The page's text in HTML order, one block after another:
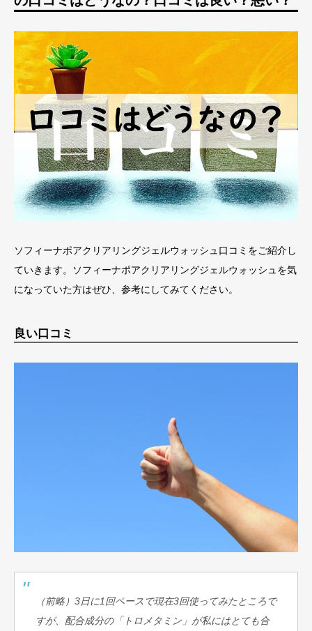
ソフィーナポアクリアリングジェルウォッシュ口コミをご紹介し
ていきます。ソフィーナポアクリアリングジェルウォッシュを気
になっていた方はぜひ、参考にしてみてください。
良い口コミ
（前略）3日に1回ペースで現在3回使ってみたところで
すが、配合成分の「トロメタミン」が私にはとても合